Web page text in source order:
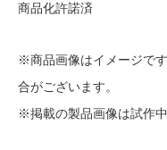
商品化許諾済
※商品画像はイメージで
合がございます。
※掲載の製品画像は試作